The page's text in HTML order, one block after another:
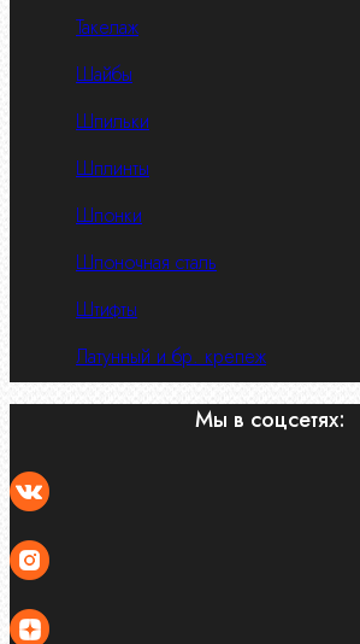
Такелаж
Шайбы
Шпильки
Шплинты
Шпонки
Шпоночная сталь
Штифты
Латунный и бр. крепеж
Мы в соцсетях: